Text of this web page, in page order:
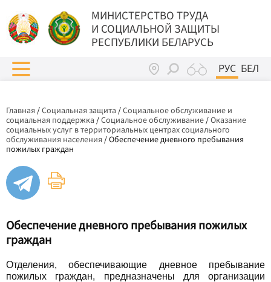
МИНИСТЕРСТВО ТРУДА
И СОЦИАЛЬНОЙ ЗАЩИТЫ
РЕСПУБЛИКИ БЕЛАРУСЬ
РУС БЕЛ
Главная /Социальная защита /Социальное обслуживание и
социальная поддержка /Социальное обслуживание /Оказание
социальных услуг в территориальных центрах социального
обслуживания населения /Обеспечение дневного пребывания
пожилых граждан
Обеспечение дневного пребывания пожилых
граждан
Отделения, обеспечивающие дневное пребывание
пожилых граждан, предназначены для организации